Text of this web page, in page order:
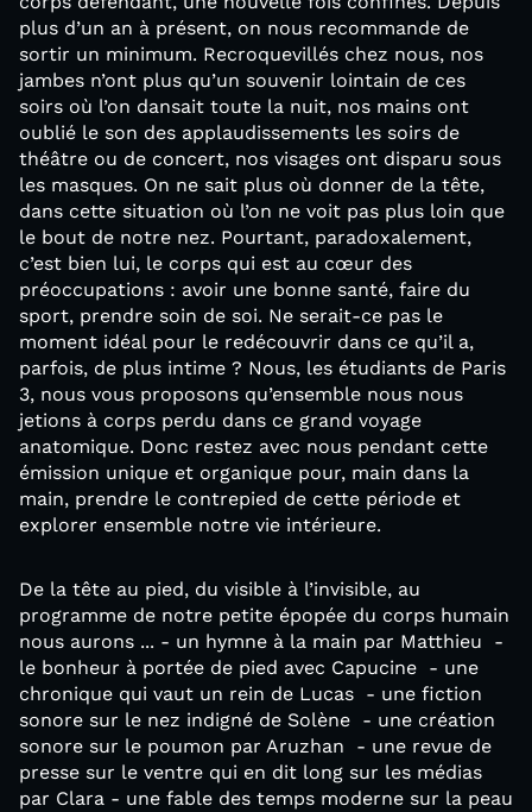
plus d’un an à présent, on nous recommande de
sortir un minimum. Recroquevillés chez nous, nos
jambes n’ont plus qu’un souvenir lointain de ces
soirs où l’on dansait toute la nuit, nos mains ont
oublié le son des applaudissements les soirs de
théâtre ou de concert, nos visages ont disparu sous
les masques. On ne sait plus où donner de la tête,
dans cette situation où l’on ne voit pas plus loin que
le bout de notre nez. Pourtant, paradoxalement,
c’est bien lui, le corps qui est au cœur des
préoccupations : avoir une bonne santé, faire du
sport, prendre soin de soi. Ne serait-ce pas le
moment idéal pour le redécouvrir dans ce qu’il a,
parfois, de plus intime ? Nous, les étudiants de Paris
3, nous vous proposons qu’ensemble nous nous
jetions à corps perdu dans ce grand voyage
anatomique. Donc restez avec nous pendant cette
émission unique et organique pour, main dans la
main, prendre le contrepied de cette période et
explorer ensemble notre vie intérieure.
De la tête au pied, du visible à l’invisible, au
programme de notre petite épopée du corps humain
nous aurons ... - un hymne à la main par Matthieu -
le bonheur à portée de pied avec Capucine - une
chronique qui vaut un rein de Lucas - une fiction
sonore sur le nez indigné de Solène - une création
sonore sur le poumon par Aruzhan - une revue de
presse sur le ventre qui en dit long sur les médias
par Clara - une fable des temps moderne sur la peau